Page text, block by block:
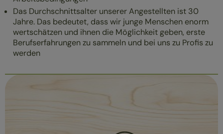
Das Durchschnittsalter unserer Angestellten ist 30
Jahre. Das bedeutet, dass wir junge Menschen enorm
wertschätzen und ihnen die Möglichkeit geben, erste
Berufserfahrungen zu sammeln und bei uns zu Profis zu
werden